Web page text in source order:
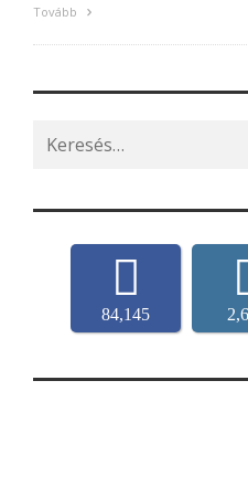
Tovább
Search
for:
84,145